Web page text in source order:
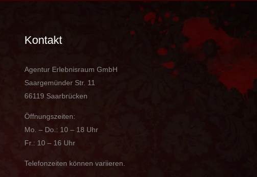
Kontakt
Agentur Erlebnisraum GmbH
Saargemünder Str. 11
66119 Saarbrücken
Öffnungszeiten:
Mo. – Do.: 10 – 18 Uhr
Fr.: 10 – 16 Uhr
Telefonzeiten können variieren.